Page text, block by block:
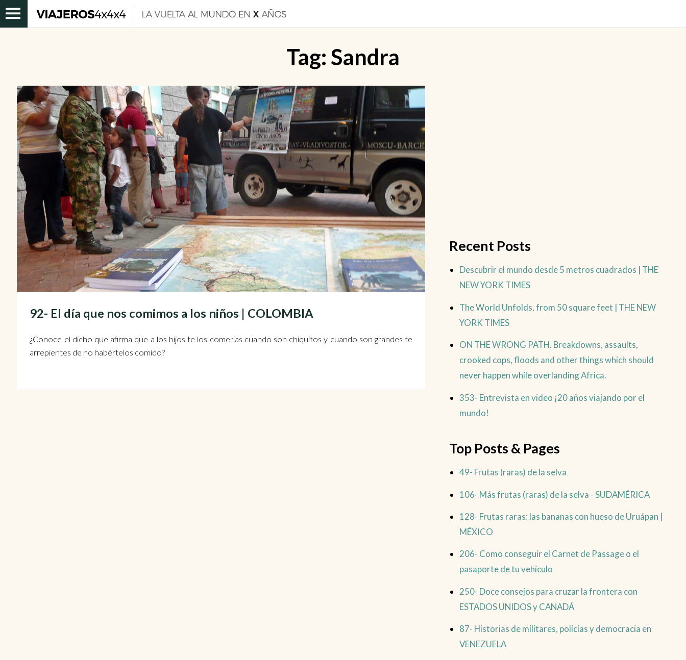
Tag: Sandra
92- El día que nos comimos a los niños | COLOMBIA
¿Conoce el dicho que afirma que a los hijos te los comerías cuando son chiquitos y cuando son grandes te
arrepientes de no habértelos comido?
Recent Posts
Descubrir el mundo desde 5 metros cuadrados | THE
NEW YORK TIMES
The World Unfolds, from 50 square feet | THE NEW
YORK TIMES
ON THE WRONG PATH. Breakdowns, assaults,
crooked cops, floods and other things which should
never happen while overlanding Africa.
353- Entrevista en video ¡20 años viajando por el
mundo!
Top Posts & Pages
49- Frutas (raras) de la selva
106- Más frutas (raras) de la selva - SUDAMÉRICA
128- Frutas raras: las bananas con hueso de Uruápan |
MÉXICO
206- Como conseguir el Carnet de Passage o el
pasaporte de tu vehículo
250- Doce consejos para cruzar la frontera con
ESTADOS UNIDOS y CANADÁ
87- Historias de militares, policías y democracia en
VENEZUELA